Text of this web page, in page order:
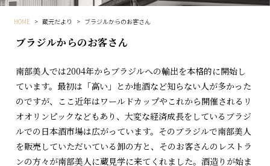
HOME > 蔵元だより > ブラジルからのお客さん
ブラジルからのお客さん
南部美人では2004年からブラジルへの輸出を本格的に開始し
ています。最初は「高い」とか地酒など知らない人が多かった
のですが、ここ近年はワールドカップやこれから開催されるリ
オオリンピックなどもあり、大変な経済成長をしているブラジ
ルでの日本酒市場は広がっています。そのブラジルで南部美人
を販売していただいている卸の方と、そのお客さんのレストラ
ンの方々が南部美人に蔵見学に来てくれました。酒造りが始ま